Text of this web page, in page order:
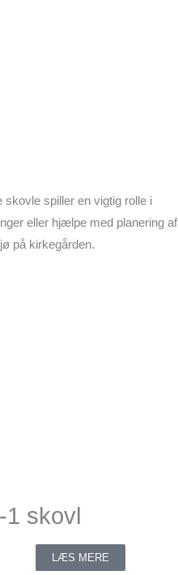
spiller en vigtig rolle i
eller hjælpe med planering af
på kirkegården.
1 skovl
LÆS MERE